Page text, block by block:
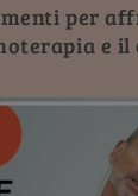
per
e il